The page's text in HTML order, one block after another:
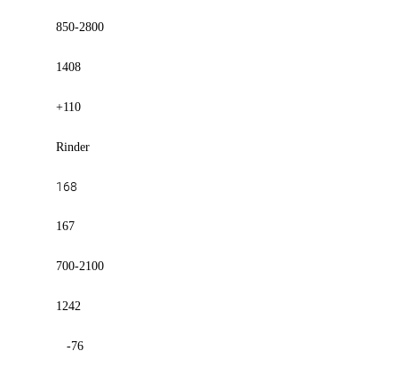
850-2800
1408
+110
Rinder
168
167
700-2100
1242
-76